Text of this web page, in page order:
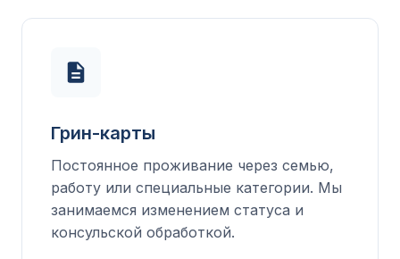
Грин-карты
Постоянное проживание через семью,
работу или специальные категории. Мы
занимаемся изменением статуса и
консульской обработкой.